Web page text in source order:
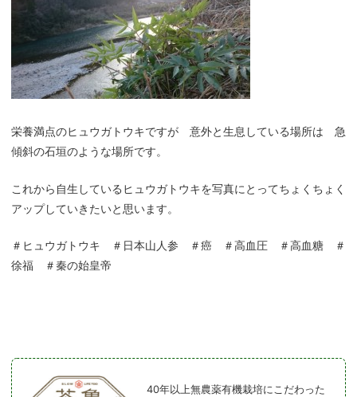
栄養満点のヒュウガトウキですが 意外と生息している場所は 急
傾斜の石垣のような場所です。
これから自生しているヒュウガトウキを写真にとってちょくちょく
アップしていきたいと思います。
＃ヒュウガトウキ ＃日本山人参 ＃癌 ＃高血圧 ＃高血糖 ＃
徐福 ＃秦の始皇帝
40年以上無農薬有機栽培にこだわった